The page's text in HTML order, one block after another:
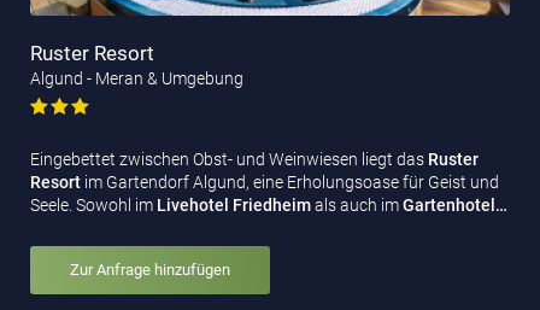
Ruster Resort
Algund - Meran & Umgebung
Eingebettet zwischen Obst- und Weinwiesen liegt das Ruster
Resort im Gartendorf Algund, eine Erholungsoase für Geist und
Seele. Sowohl im Livehotel Friedheimals auch imGartenhotel…
Zur Anfrage hinzufügen